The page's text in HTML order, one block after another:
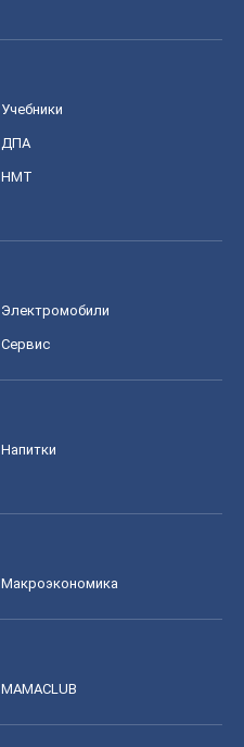
Учебники
ДПА
НМТ
Электромобили
Сервис
Напитки
Mакроэкономика
MAMACLUB